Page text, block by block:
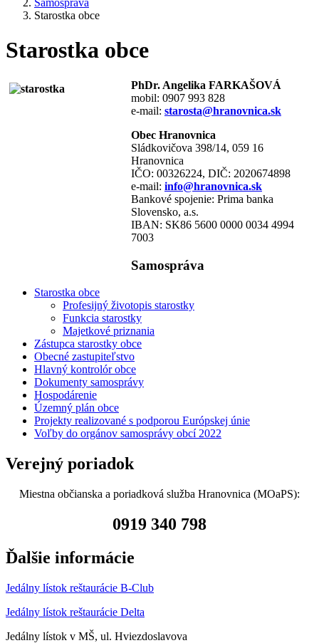
Samospráva
Starostka obce
Starostka obce
PhDr. Angelika FARKAŠOVÁ
mobil: 0907 993 828
e-mail: starosta@hranovnica.sk
Obec Hranovnica
Sládkovičova 398/14, 059 16
Hranovnica
IČO: 00326224, DIČ: 2020674898
e-mail: info@hranovnica.sk
Bankové spojenie: Prima banka
Slovensko, a.s.
IBAN: SK86 5600 0000 0034 4994
7003
Samospráva
Starostka obce
Profesijný životopis starostky
Funkcia starostky
Majetkové priznania
Zástupca starostky obce
Obecné zastupiteľstvo
Hlavný kontrolór obce
Dokumenty samosprávy
Hospodárenie
Územný plán obce
Projekty realizované s podporou Európskej únie
Voľby do orgánov samosprávy obcí 2022
Verejný poriadok
Miestna občianska a poriadková služba Hranovnica (MOaPS):
0919 340 798
Ďalšie informácie
Jedálny lístok reštaurácie B-Club
Jedálny lístok reštaurácie Delta
Jedálny lístok v MŠ, ul. Hviezdoslavova